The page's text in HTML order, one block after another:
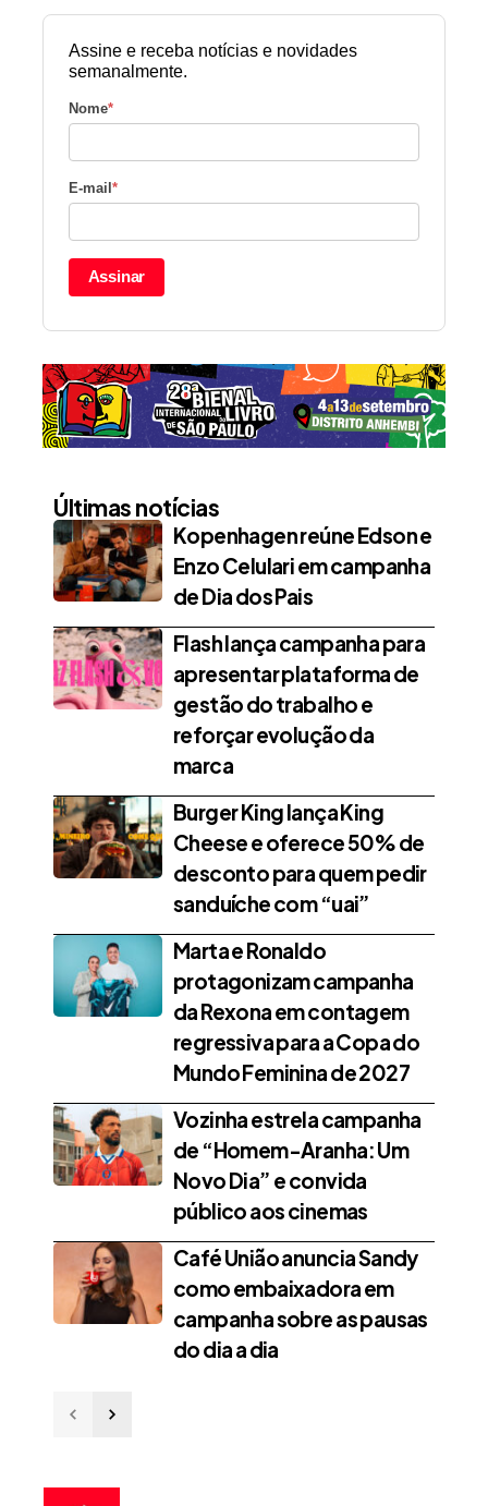
Assine e receba notícias e novidades
semanalmente.
Nome*
E-mail*
Assinar
Últimas notícias
Kopenhagen reúne Edson e
Enzo Celulari em campanha
de Dia dos Pais
Flash lança campanha para
apresentar plataforma de
gestão do trabalho e
reforçar evolução da
marca
Burger King lança King
Cheese e oferece 50% de
desconto para quem pedir
sanduíche com “uai”
Marta e Ronaldo
protagonizam campanha
da Rexona em contagem
regressiva para a Copa do
Mundo Feminina de 2027
Vozinha estrela campanha
de “Homem-Aranha: Um
Novo Dia” e convida
público aos cinemas
Café União anuncia Sandy
como embaixadora em
campanha sobre as pausas
do dia a dia